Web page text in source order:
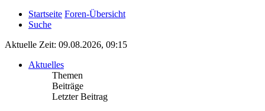
Startseite Foren-Übersicht
Suche
Aktuelle Zeit: 09.08.2026, 09:15
Aktuelles
Themen
Beiträge
Letzter Beitrag